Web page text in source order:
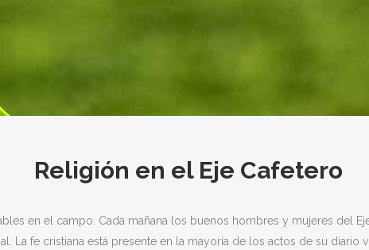
Religión en el Eje Cafetero
en el campo. Cada mañana los buenos hombres y mujeres del
La fe cristiana está presente en la mayoría de los actos de su diario